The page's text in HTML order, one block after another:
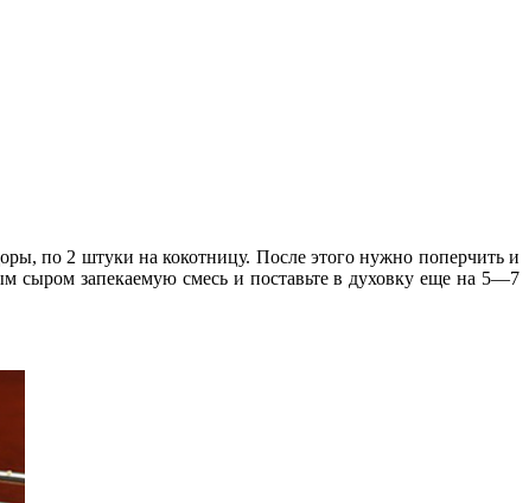
по 2 штуки на кокотницу. После этого нужно поперчить и
сыром запекаемую смесь и поставьте в духовку еще на 5—7